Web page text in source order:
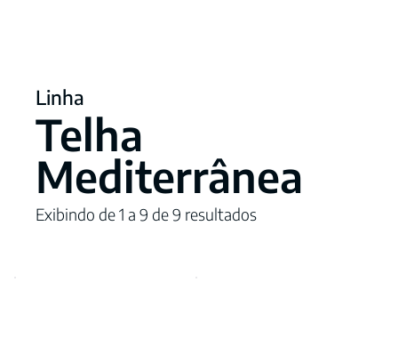
Linha
Telha
Mediterrânea
Exibindo de 1 a 9 de 9 resultados